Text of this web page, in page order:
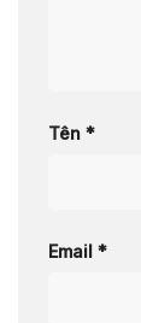
Tên *
Email *